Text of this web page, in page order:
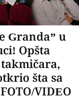
Granda” u
Opšta
šta sa
VIDEO